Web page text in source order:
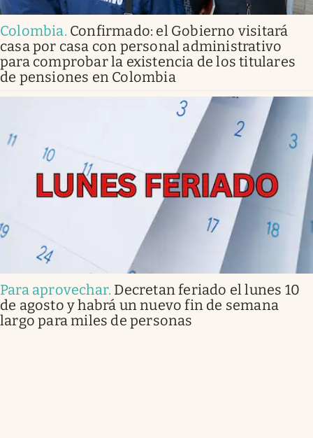
Colombia. Confirmado: el Gobierno visitará
casa por casa con personal administrativo
para comprobar la existencia de los titulares
de pensiones en Colombia
Para aprovechar. Decretan feriado el lunes 10
de agosto y habrá un nuevo fin de semana
largo para miles de personas